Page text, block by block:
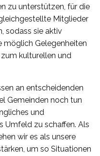
zu unterstützen, für die
Mitglieder
sodass sie aktiv
möglich Gelegenheiten
kulturellen und
an entscheidenden
Gemeinden noch tun
und
Umfeld zu schaffen. Als
wir es als unsere
um so Situationen